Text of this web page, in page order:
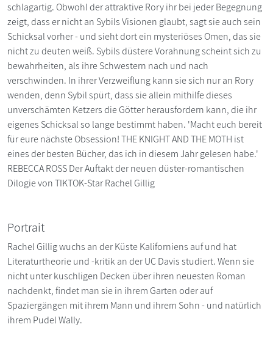
schlagartig. Obwohl der attraktive Rory ihr bei jeder Begegnung
zeigt, dass er nicht an Sybils Visionen glaubt, sagt sie auch sein
Schicksal vorher - und sieht dort ein mysteriöses Omen, das sie
nicht zu deuten weiß. Sybils düstere Vorahnung scheint sich zu
bewahrheiten, als ihre Schwestern nach und nach
verschwinden. In ihrer Verzweiflung kann sie sich nur an Rory
wenden, denn Sybil spürt, dass sie allein mithilfe dieses
unverschämten Ketzers die Götter herausfordern kann, die ihr
eigenes Schicksal so lange bestimmt haben. 'Macht euch bereit
für eure nächste Obsession! THE KNIGHT AND THE MOTH ist
eines der besten Bücher, das ich in diesem Jahr gelesen habe.'
REBECCA ROSS Der Auftakt der neuen düster-romantischen
Dilogie von TIKTOK-Star Rachel Gillig
Portrait
Rachel Gillig wuchs an der Küste Kaliforniens auf und hat
Literaturtheorie und -kritik an der UC Davis studiert. Wenn sie
nicht unter kuschligen Decken über ihren neuesten Roman
nachdenkt, findet man sie in ihrem Garten oder auf
Spaziergängen mit ihrem Mann und ihrem Sohn - und natürlich
ihrem Pudel Wally.